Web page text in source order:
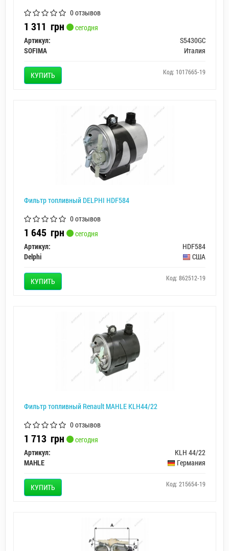
0 отзывов
1 311 грн
сегодня
Артикул:
S5430GC
SOFIMA
Италия
КУПИТЬ Код: 1017665-19
Фильтр топливный DELPHI HDF584
0 отзывов
1 645 грн
сегодня
Артикул:
HDF584
Delphi
США
КУПИТЬ Код: 862512-19
Фильтр топливный Renault MAHLE KLH44/22
0 отзывов
1 713 грн
сегодня
Артикул:
KLH 44/22
MAHLE
Германия
КУПИТЬ Код: 215654-19